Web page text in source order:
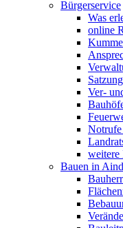
Bürgerservice
Was
online
Ver-
weitere
Bauen in